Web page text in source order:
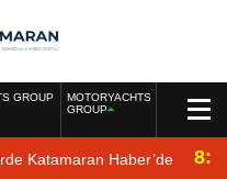
GROUP
MOTORYACHTS
GROUP
Katamaran Haber’de